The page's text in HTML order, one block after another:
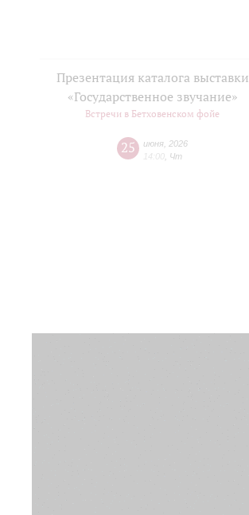
Презентация каталога выставки
«Государственное звучание»
Встречи в Бетховенском фойе
25 июня 2026
14:00 Чт